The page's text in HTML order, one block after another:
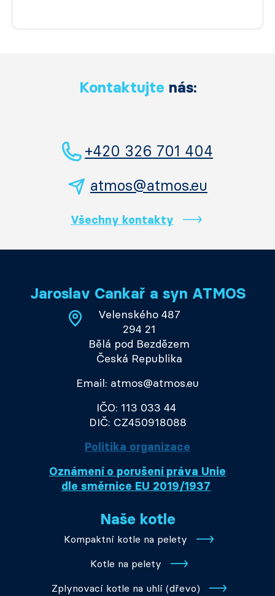
Kontaktujte nás:
+420 326 701 404
atmos@atmos.eu
Všechny kontakty
Jaroslav Cankař a syn ATMOS
Velenského 487
294 21
Bělá pod Bezdězem
Česká Republika
Email: atmos@atmos.eu
IČO: 113 033 44
DIČ: CZ450918088
Politika organizace
Oznámení o porušení práva Unie
dle směrnice EU 2019/1937
Naše kotle
Kompaktní kotle na pelety
Kotle na pelety
Zplynovací kotle na uhlí (dřevo)